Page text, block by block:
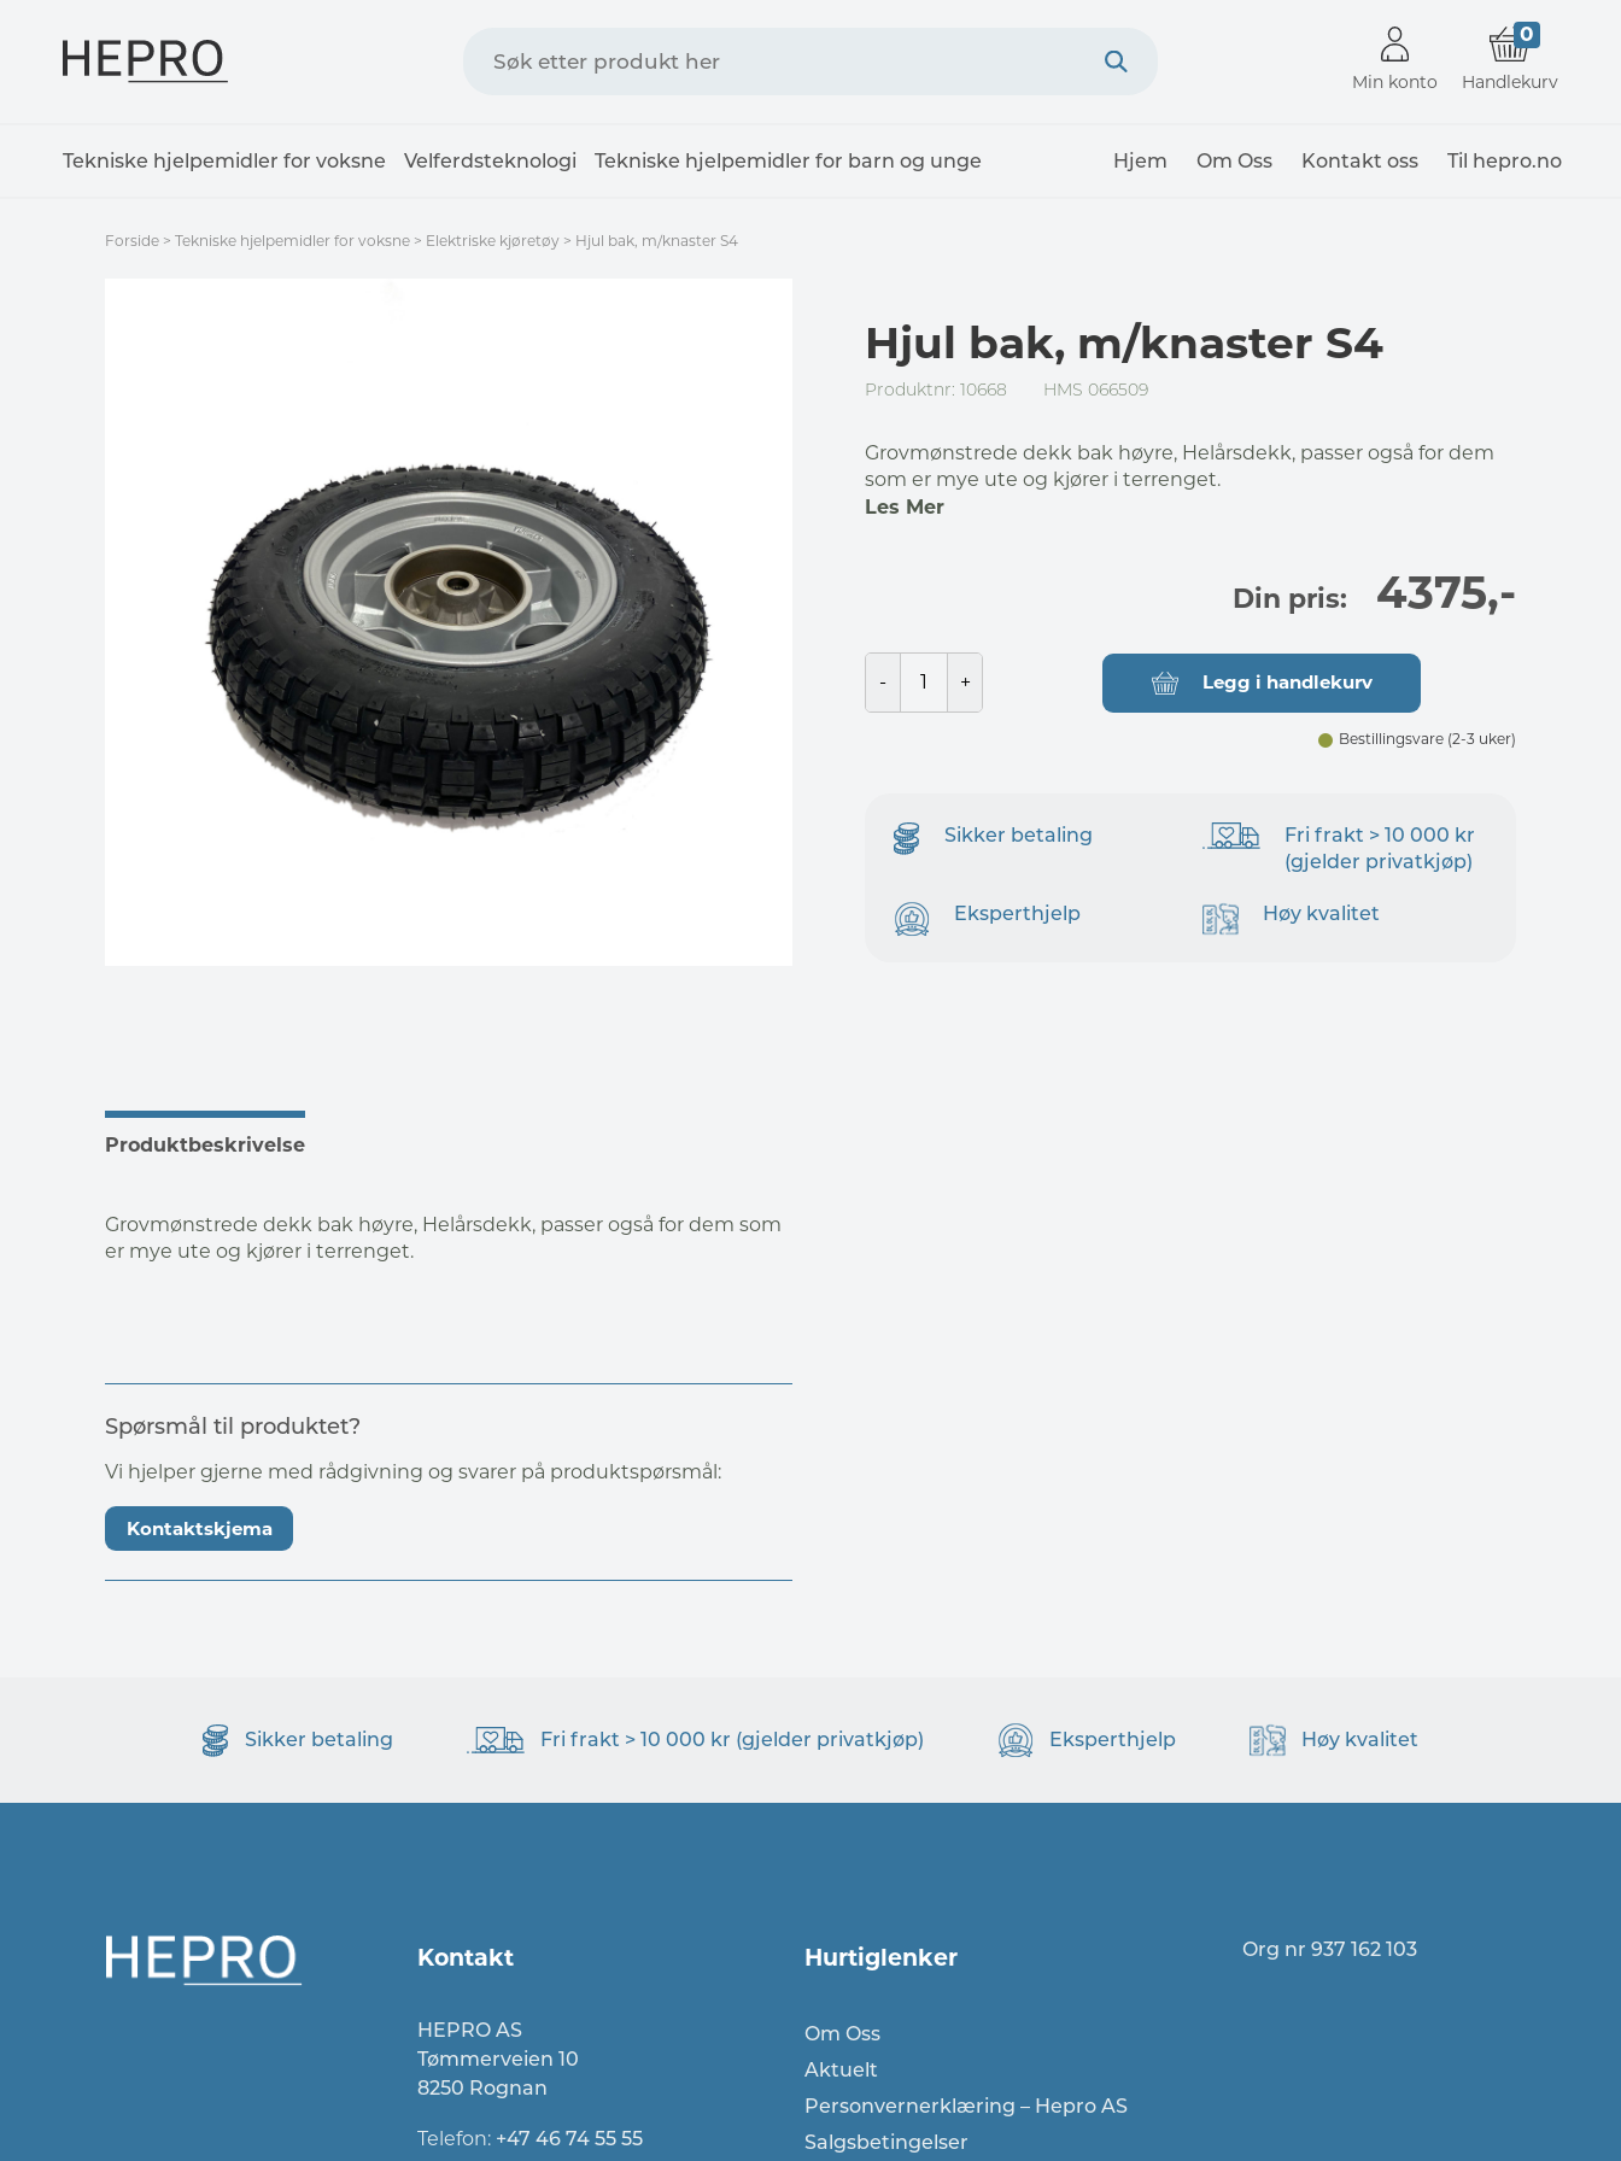
Min konto
0
Handlekurv
Tekniske hjelpemidler for voksne Velferdsteknologi Tekniske hjelpemidler for barn og unge Hjem Om Oss Kontakt oss Til hepro.no
Forside > Tekniske hjelpemidler for voksne > Elektriske kjøretøy > Hjul bak, m/knaster S4
Hjul bak, m/knaster S4
Produktnr: 10668 HMS 066509
Grovmønstrede dekk bak høyre, Helårsdekk, passer også for dem
som er mye ute og kjører i terrenget.
Les Mer
Din pris: 4375,-
Legg i handlekurv
Bestillingsvare (2-3 uker)
Sikker betaling
Fri frakt > 10 000 kr
(gjelder privatkjøp)
Eksperthjelp Høy kvalitet
Produktbeskrivelse
Grovmønstrede dekk bak høyre, Helårsdekk, passer også for dem som
er mye ute og kjører i terrenget.
Spørsmål til produktet?
Vi hjelper gjerne med rådgivning og svarer på produktspørsmål:
Kontaktskjema
Sikker betaling Fri frakt > 10 000 kr (gjelder privatkjøp) Eksperthjelp Høy kvalitet
Kontakt
HEPRO AS
Tømmerveien 10
8250 Rognan
Telefon: +47 46 74 55 55
Hurtiglenker
Om Oss
Aktuelt
Personvernerklæring – Hepro AS
Salgsbetingelser
Org nr 937 162 103